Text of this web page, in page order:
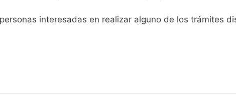
interesadas en realizar alguno de los trámites